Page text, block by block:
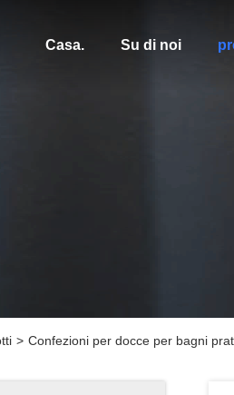
Casa. Su di noi
> Confezioni per docce per bagni